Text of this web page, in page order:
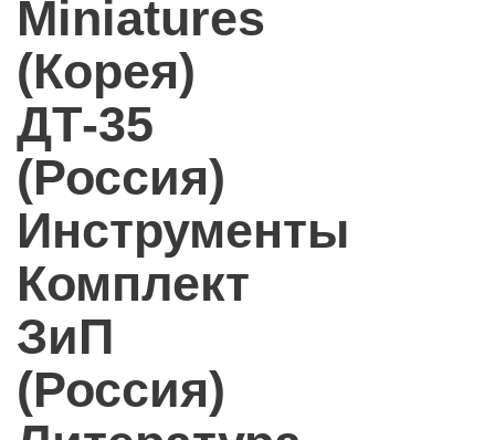
Miniatures
(Корея)
ДТ-35
(Россия)
Инструменты
Комплект
ЗиП
(Россия)